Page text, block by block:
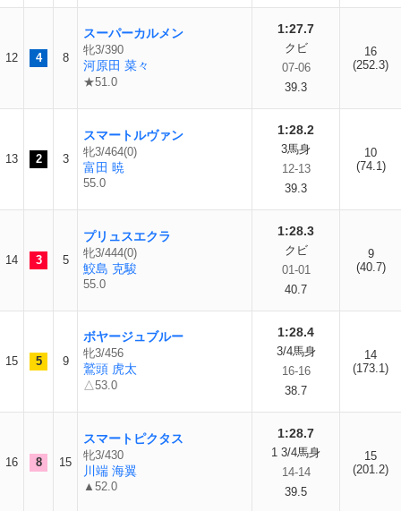
12 4 8
スーパーカルメン
牝3/390
河原田 菜々
★51.0
1:27.7
クビ
07-06
39.3
16
(252.3)
13 2 3
スマートルヴァン
牝3/464(0)
富田 暁
55.0
1:28.2
3馬身
12-13
39.3
10
(74.1)
14 3 5
プリュスエクラ
牝3/444(0)
鮫島 克駿
55.0
1:28.3
クビ
01-01
40.7
9
(40.7)
15 5 9
ボヤージュブルー
牝3/456
鷲頭 虎太
△53.0
1:28.4
3/4馬身
16-16
38.7
14
(173.1)
16 8 15
スマートピクタス
牝3/430
川端 海翼
▲52.0
1:28.7
1 3/4馬身
14-14
39.5
15
(201.2)